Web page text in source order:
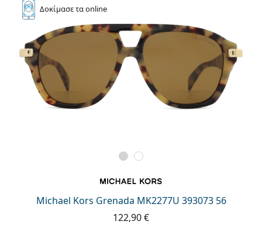
Δοκίμασετα online
Michael Kors Grenada MK2277U 393073 56
122,90 €